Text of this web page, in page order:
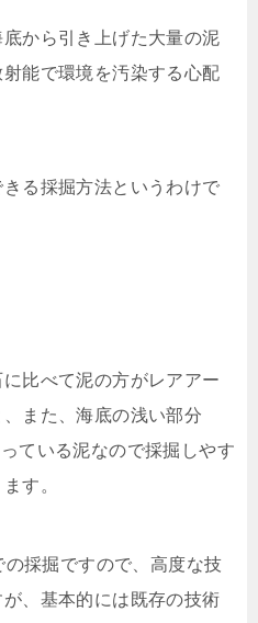
から引き上げた大量の泥
能で環境を汚染する心配
る採掘方法というわけで
比べて泥の方がレアアー
また、海底の浅い部分
ている泥なので採掘しやす
す。
採掘ですので、高度な技
、基本的には既存の技術